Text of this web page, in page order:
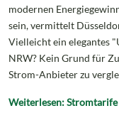
modernen
sein, vermittelt
Vielleicht ein elegantes
NRW? Kein Grund für
Strom-Anbieter zu
Weiterlesen: